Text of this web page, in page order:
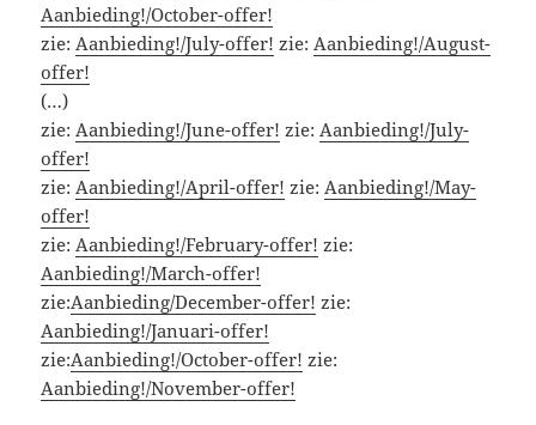
Aanbieding!/October-offer!
zie: Aanbieding!/July-offer! zie: Aanbieding!/August-
offer!
(…)
zie: Aanbieding!/June-offer! zie: Aanbieding!/July-
offer!
zie: Aanbieding!/April-offer! zie: Aanbieding!/May-
offer!
zie: Aanbieding!/February-offer! zie:
Aanbieding!/March-offer!
zie:Aanbieding/December-offer! zie:
Aanbieding!/Januari-offer!
zie:Aanbieding!/October-offer! zie:
Aanbieding!/November-offer!